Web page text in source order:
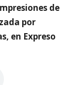
de
por
en Expreso